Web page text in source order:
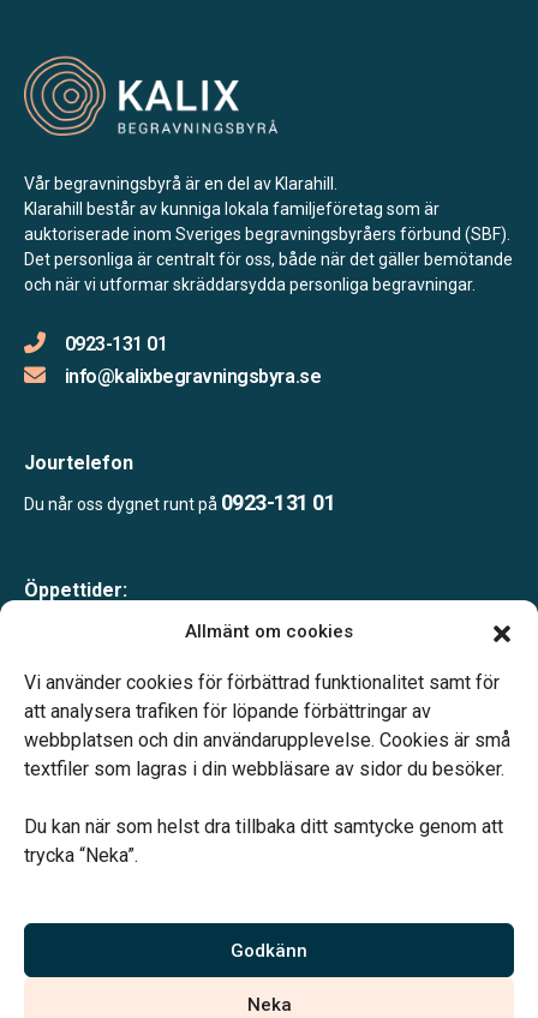
Allmänt om cookies
Vi använder cookies för förbättrad funktionalitet samt för
att analysera trafiken för löpande förbättringar av
webbplatsen och din användarupplevelse. Cookies är små
textfiler som lagras i din webbläsare av sidor du besöker.
Du kan när som helst dra tillbaka ditt samtycke genom att
trycka “Neka”.
Godkänn
Neka
Vår begravningsbyrå är en del av Klarahill.
Klarahill består av kunniga lokala familjeföretag som är
auktoriserade inom Sveriges begravningsbyråers förbund (SBF).
Det personliga är centralt för oss, både när det gäller bemötande
och när vi utformar skräddarsydda personliga begravningar.
0923-131 01
info@kalixbegravningsbyra.se
Jourtelefon
Du når oss dygnet runt på 0923-131 01
Öppettider:
Måndag-fredag 10.00-16.00
Telefonjour dygnet runt.
Vårt systerbolag Verahill hjälper dig med familjejuridiken –
Vi är auktoriserade av Sveriges Begravningsbyråers Förbund och
har högt ställda krav på utbildning, kvalitet, miljö och arbetsmiljö.